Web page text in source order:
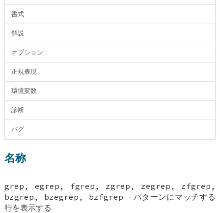
書式
解説
オプション
正規表現
環境変数
診断
バグ
名称
grep, egrep, fgrep, zgrep, zegrep, zfgrep,
bzgrep, bzegrep, bzfgrep -パターンにマッチする
行を表示する